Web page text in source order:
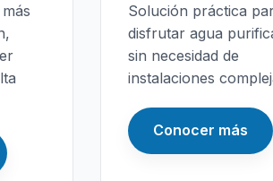
Solución práctica
disfrutar agua
sin necesidad de
instalaciones
Conocer más